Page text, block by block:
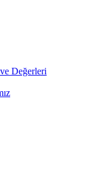
Değerleri